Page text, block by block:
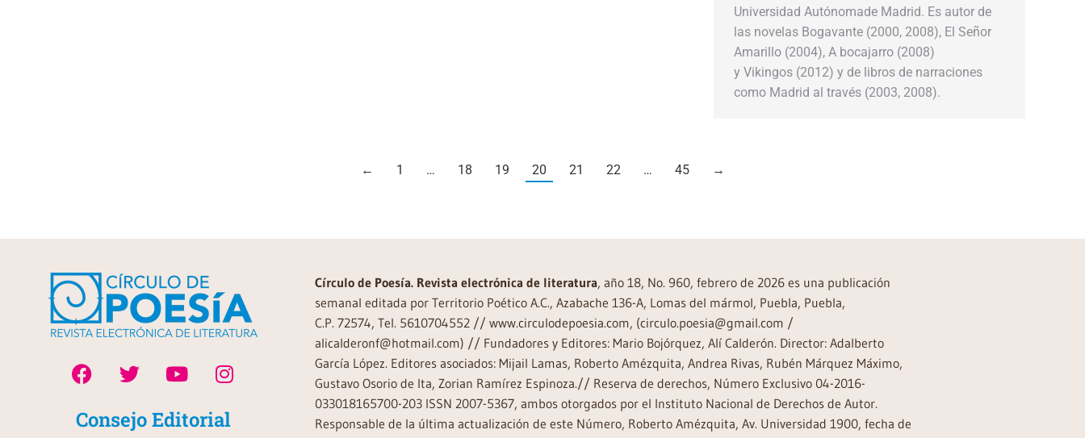
Universidad Autónomade Madrid. Es autor de
las novelas Bogavante (2000, 2008), El Señor
Amarillo (2004), A bocajarro (2008)
y Vikingos (2012) y de libros de narraciones
como Madrid al través (2003, 2008).
← 1 … 18 19 20 21 22 … 45 →
Consejo Editorial
Círculo de Poesía. Revista electrónica de literatura, año 18, No. 960, febrero de 2026 es una publicación
semanal editada por Territorio Poético A.C., Azabache 136-A, Lomas del mármol, Puebla, Puebla,
C.P. 72574, Tel. 5610704552 // www.circulodepoesia.com, (circulo.poesia@gmail.com /
alicalderonf@hotmail.com) // Fundadores y Editores: Mario Bojórquez, Alí Calderón. Director: Adalberto
García López. Editores asociados: Mijail Lamas, Roberto Amézquita, Andrea Rivas, Rubén Márquez Máximo,
Gustavo Osorio de Ita, Zorian Ramírez Espinoza.// Reserva de derechos, Número Exclusivo 04-2016-
033018165700-203 ISSN 2007-5367, ambos otorgados por el Instituto Nacional de Derechos de Autor.
Responsable de la última actualización de este Número, Roberto Amézquita, Av. Universidad 1900, fecha de